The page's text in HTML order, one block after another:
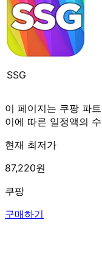
SSG
이 페이지는 쿠팡 파
이에 따른 일정액의
현재 최저가
87,220원
쿠팡
구매하기